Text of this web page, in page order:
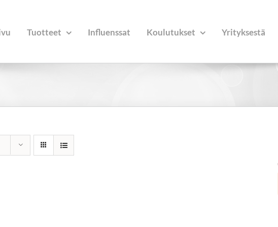
Tuotteet Influenssat Koulutukset Yrityksestä